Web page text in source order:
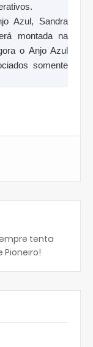
Azul, Sandra
montada na
o Anjo Azul
somente
tenta